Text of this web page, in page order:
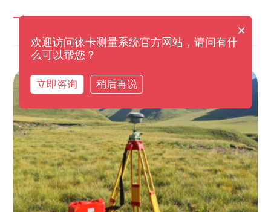
×
欢迎访问徕卡测量系统官方网站，请问有什
么可以帮您？
立即咨询 稍后再说